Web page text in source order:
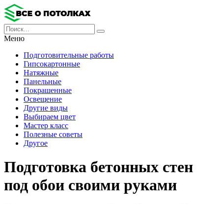
Меню
Подготовительные работы
Гипсокартонные
Натяжные
Панельные
Покрашенные
Освещение
Другие виды
Выбираем цвет
Мастер класс
Полезные советы
Другое
Подготовка бетонных стен
под обои своими руками